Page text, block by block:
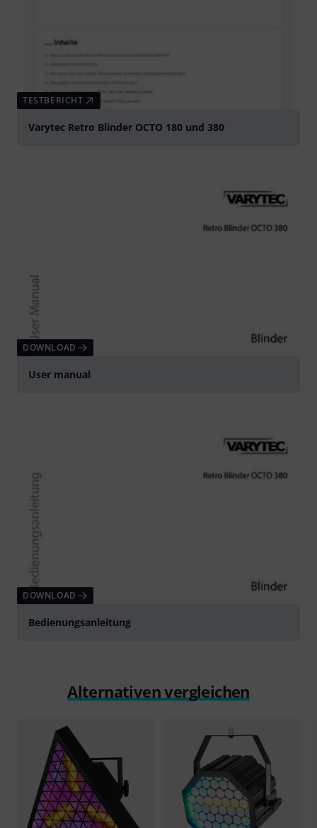
TESTBERICHT
Varytec Retro Blinder OCTO 180 und 380
DOWNLOAD
User manual
DOWNLOAD
Bedienungsanleitung
Alternativen vergleichen